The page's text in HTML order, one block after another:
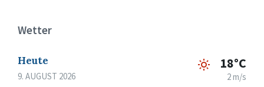
Wetter
Heute
9. AUGUST 2026
18°C
2 m/s